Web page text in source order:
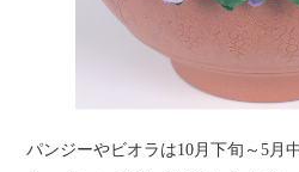
パンジーやビオラは10月下旬～5月